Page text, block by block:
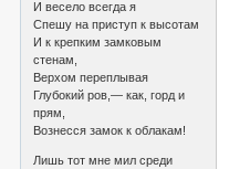
И весело всегда я
Спешу на приступ к высотам
И к крепким замковым
стенам,
Верхом переплывая
Глубокий ров,— как, горд и
прям,
Вознесся замок к облакам!
Лишь тот мне мил среди